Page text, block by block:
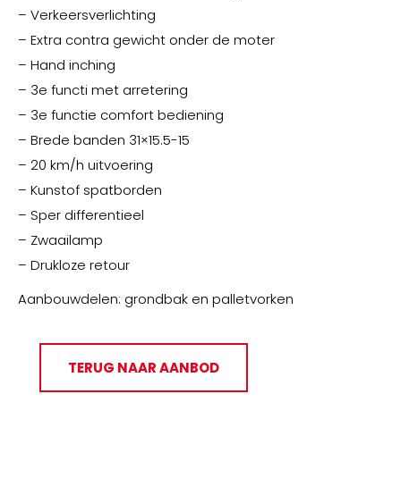
– Verkeersverlichting
– Extra contra gewicht onder de moter
– Hand inching
– 3e functi met arretering
– 3e functie comfort bediening
– Brede banden 31×15.5-15
– 20 km/h uitvoering
– Kunstof spatborden
– Sper differentieel
– Zwaailamp
– Drukloze retour
Aanbouwdelen: grondbak en palletvorken
TERUG NAAR AANBOD